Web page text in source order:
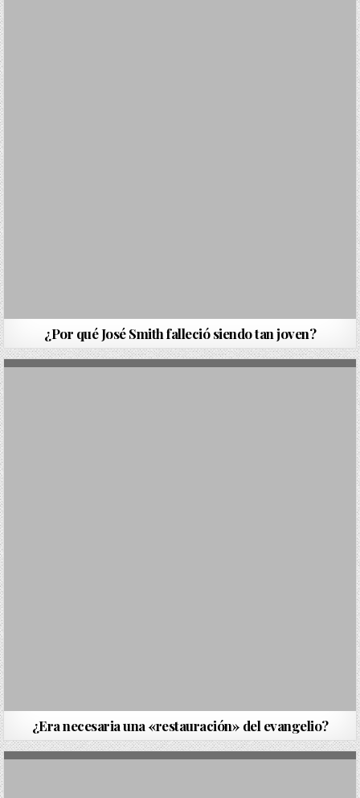
¿Por qué José Smith falleció siendo tan joven?
¿Era necesaria una «restauración» del evangelio?